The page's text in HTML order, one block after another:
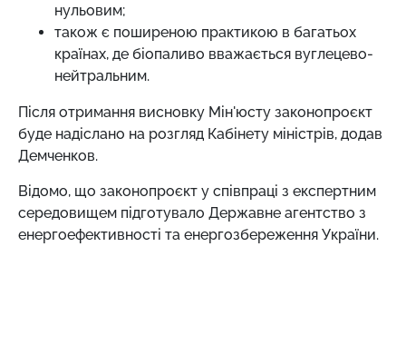
нульовим;
також є поширеною практикою в багатьох
країнах, де біопаливо вважається вуглецево-
нейтральним.
Після отримання висновку Мін'юсту законопроєкт
буде надіслано на розгляд Кабінету міністрів, додав
Демченков.
Відомо, що законопроєкт у співпраці з експертним
середовищем підготувало Державне агентство з
енергоефективності та енергозбереження України.